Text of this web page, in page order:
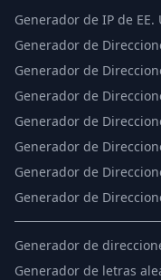
Generador de IP de EE.
Generador de
Generador de
Generador de
Generador de
Generador de
Generador de
Generador de
Generador de
Generador de letras